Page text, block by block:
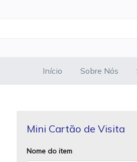
Início Sobre Nós
Mini Cartão de Visita
Nome do item